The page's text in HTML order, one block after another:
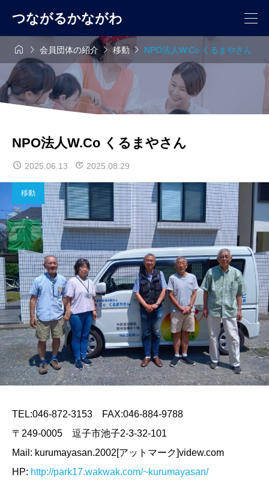
つながるかながわ
  会員団体の紹介移動 NPO法人W.Co くるまやさん
NPO法人W.Co くるまやさん
2025.06.13 2025.08.29
移動
TEL:046-872-3153 FAX:046-884-9788
〒249-0005 逗子市池子2-3-32-101
Mail: kurumayasan.2002[アットマーク]videw.com
HP: http://park17.wakwak.com/~kurumayasan/